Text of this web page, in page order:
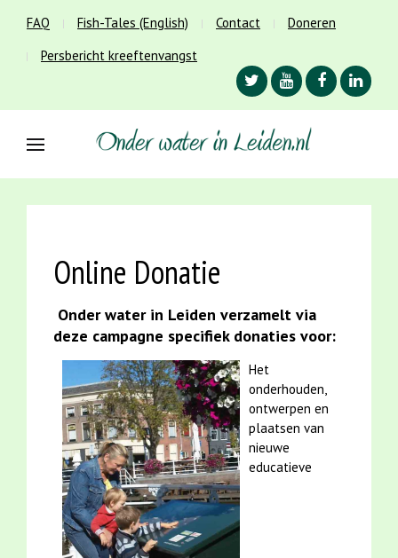
FAQ Fish-Tales (English) Contact
Doneren
Persbericht kreeftenvangst
Online Donatie
Onder water in Leiden verzamelt via
deze campagne specifiek donaties voor:
Het
onderhouden,
ontwerpen en
plaatsen van
nieuwe
educatieve